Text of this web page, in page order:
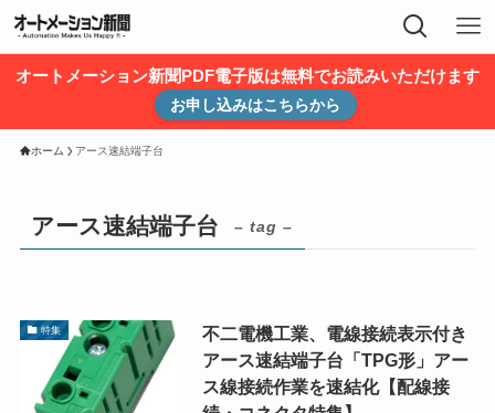
オートメーション新聞PDF電子版は無料でお読みいただけます
お申し込みはこちらから
ホーム アース速結端子台
アース速結端子台 – tag –
特集
不二電機工業、電線接続表示付き
アース速結端子台「TPG形」アー
ス線接続作業を速結化【配線接